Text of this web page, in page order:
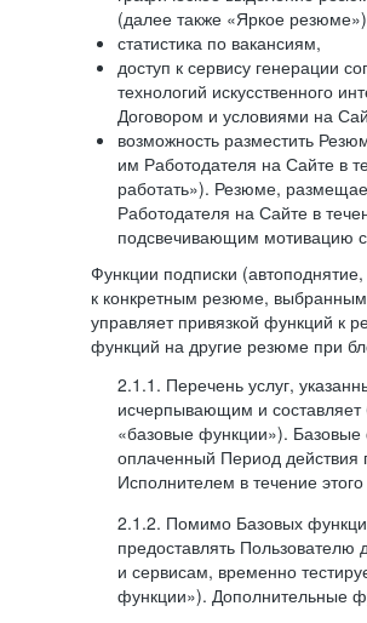
(далее также «Яркое
статистика по вакансиям,
доступ к сервису генерации
технологий искусственного
Договором и условиями на
возможность разместить
им Работодателя на Сайте в
работать»). Резюме,
Работодателя на Сайте в
подсвечивающим мотивацию
Функции подписки
к конкретным резюме,
управляет привязкой функций к
функций на другие резюме при
2.1.1. Перечень услуг,
исчерпывающим и составляет
«базовые функции»).
оплаченный Период действия
Исполнителем в течение
2.1.2. Помимо Базовых
предоставлять
и сервисам, временно
функции»). Дополнительные